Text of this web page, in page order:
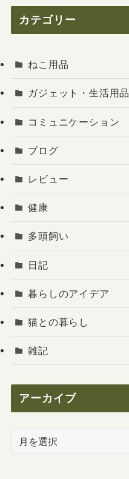
カテゴリー
ねこ用品
ガジェット・生活用品
コミュニケーション
ブログ
レビュー
健康
多頭飼い
日記
暮らしのアイデア
猫との暮らし
雑記
アーカイブ